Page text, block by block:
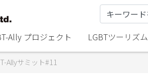
Ally プロジェクト LGBTツーリズム
Allyサミット#11